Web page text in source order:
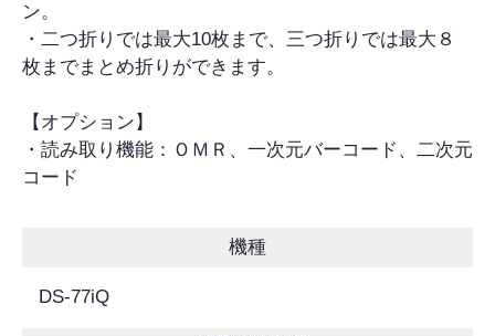
ン。
・二つ折りでは最大10枚まで、三つ折りでは最大８
枚までまとめ折りができます。
【オプション】
・読み取り機能：ＯＭＲ、一次元バーコード、二次元
コード
機種
DS-77iQ